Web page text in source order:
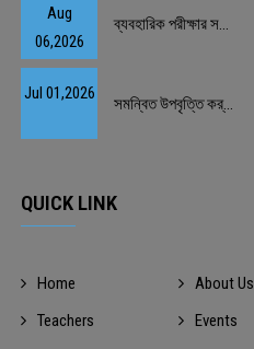
Aug
06,2026
ব্যবহারিক পরীক্ষার স...
Jul 01,2026
সমন্বিত উপবৃত্তি কর্...
QUICK LINK
Home
About Us
Teachers
Events